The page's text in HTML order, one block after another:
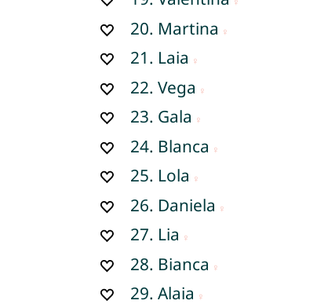
20. Martina
21. Laia
22.Vega
23. Gala
24. Blanca
25. Lola
26. Daniela
27. Lia
28. Bianca
29.Alaia